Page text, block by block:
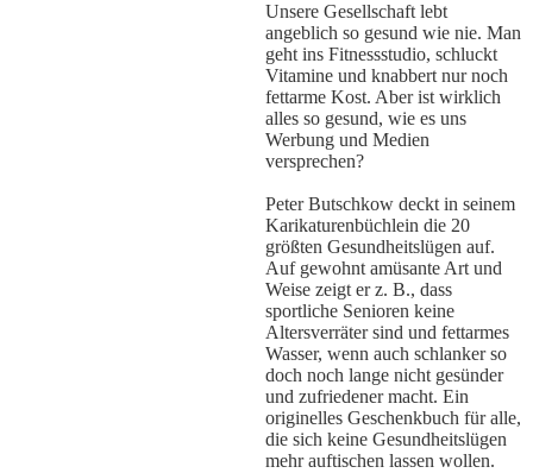
Unsere Gesellschaft lebt
angeblich so gesund wie nie. Man
geht ins Fitnessstudio, schluckt
Vitamine und knabbert nur noch
fettarme Kost. Aber ist wirklich
alles so gesund, wie es uns
Werbung und Medien
versprechen?
Peter Butschkow deckt in seinem
Karikaturenbüchlein die 20
größten Gesundheitslügen auf.
Auf gewohnt amüsante Art und
Weise zeigt er z. B., dass
sportliche Senioren keine
Altersverräter sind und fettarmes
Wasser, wenn auch schlanker so
doch noch lange nicht gesünder
und zufriedener macht. Ein
originelles Geschenkbuch für alle,
die sich keine Gesundheitslügen
mehr auftischen lassen wollen.